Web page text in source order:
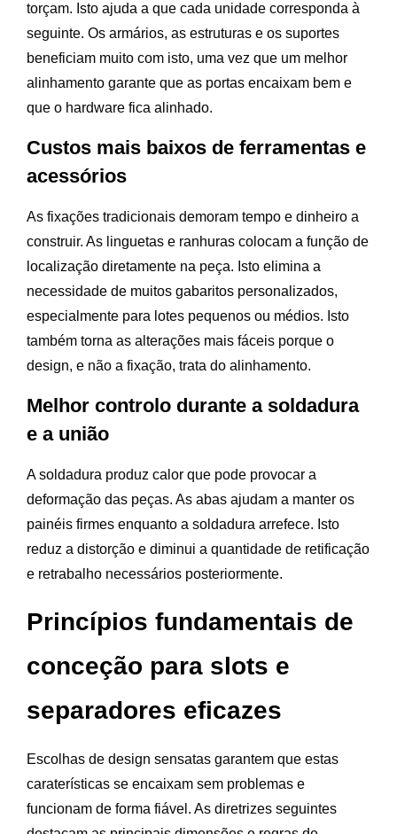
torçam. Isto ajuda a que cada unidade corresponda à
seguinte. Os armários, as estruturas e os suportes
beneficiam muito com isto, uma vez que um melhor
alinhamento garante que as portas encaixam bem e
que o hardware fica alinhado.
Custos mais baixos de ferramentas e
acessórios
As fixações tradicionais demoram tempo e dinheiro a
construir. As linguetas e ranhuras colocam a função de
localização diretamente na peça. Isto elimina a
necessidade de muitos gabaritos personalizados,
especialmente para lotes pequenos ou médios. Isto
também torna as alterações mais fáceis porque o
design, e não a fixação, trata do alinhamento.
Melhor controlo durante a soldadura
e a união
A soldadura produz calor que pode provocar a
deformação das peças. As abas ajudam a manter os
painéis firmes enquanto a soldadura arrefece. Isto
reduz a distorção e diminui a quantidade de retificação
e retrabalho necessários posteriormente.
Princípios fundamentais de
conceção para slots e
separadores eficazes
Escolhas de design sensatas garantem que estas
caraterísticas se encaixam sem problemas e
funcionam de forma fiável. As diretrizes seguintes